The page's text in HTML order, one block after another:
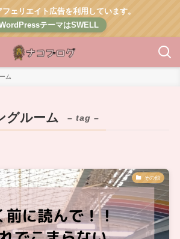
ェリエイト広告を利用しています。
テーマはSWELL
ム
グルーム – tag –
その他